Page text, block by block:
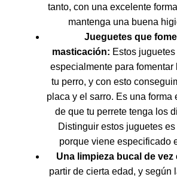
tanto, con una excelente
mantenga una buena
Jueguetes que
masticación: Estos
especialmente para
tu perro, y con esto
placa y el sarro. Es una forma
de que tu perrete tenga los
Distinguir estos juguetes es
porque viene especificado
Una limpieza bucal de vez
partir de cierta edad, y según